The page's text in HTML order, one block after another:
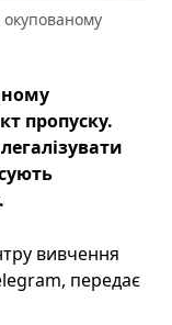
окупованому
пропуску.
вивчення
передає